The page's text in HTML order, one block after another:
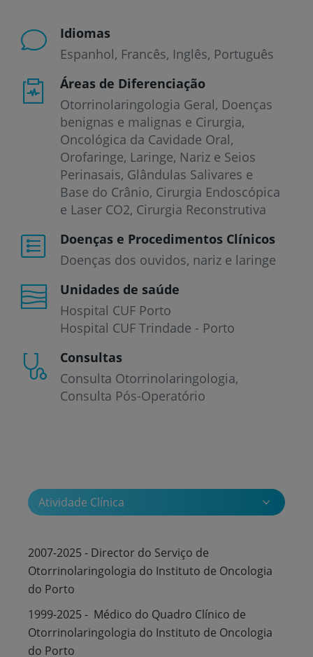
Idiomas
Espanhol Francês Inglês Português
Áreas de Diferenciação
Otorrinolaringologia Geral, Doenças
benignas e malignas e Cirurgia,
Oncológica da Cavidade Oral,
Orofaringe, Laringe, Nariz e Seios
Perinasais, Glândulas Salivares e
Base do Crânio, Cirurgia Endoscópica
e Laser CO2, Cirurgia Reconstrutiva
Doenças e Procedimentos Clínicos
Doenças dos ouvidos, nariz e laringe
Unidades de saúde
Hospital CUF Porto
Hospital CUF Trindade - Porto
Consultas
Consulta Otorrinolaringologia
Consulta Pós-Operatório
Atividade Clínica
2007-2025 - Director do Serviço de
Otorrinolaringologia do Instituto de Oncologia
do Porto
1999-2025 - Médico do Quadro Clínico de
Otorrinolaringologia do Instituto de Oncologia
do Porto